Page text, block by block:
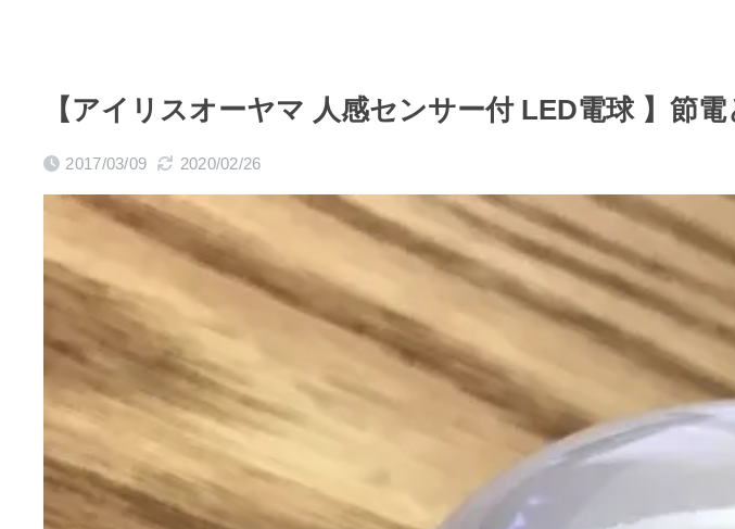
【アイリスオーヤマ 人感センサー付 LED電球 】節
2017/03/09 2020/02/26